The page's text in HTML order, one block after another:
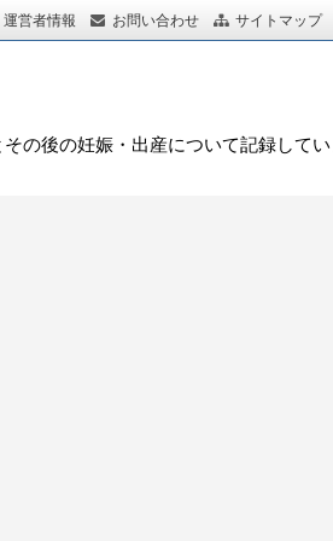
運営者情報 お問い合わせ サイトマップ
の後の妊娠・出産について記録してい